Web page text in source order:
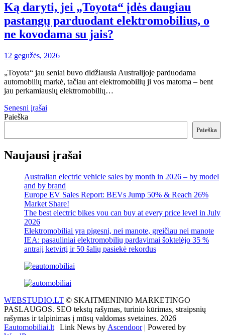
Ką daryti, jei „Toyota“ įdės daugiau
pastangų parduodant elektromobilius, o
ne kovodama su jais?
12 gegužės, 2026
„Toyota“ jau seniai buvo didžiausia Australijoje parduodama
automobilių markė, tačiau ant elektromobilių ji vos matoma – bent
jau perkamiausių elektromobilių…
Navigacija
tarp
įrašų
Senesni įrašai
Paieška
Paieška
Naujausi įrašai
Australian electric vehicle sales by month in 2026 – by model
and by brand
Europe EV Sales Report: BEVs Jump 50% & Reach 26%
Market Share!
The best electric bikes you can buy at every price level in July
2026
Elektromobiliai yra pigesni, nei manote, greičiau nei manote
IEA: pasauliniai elektromobilių pardavimai šoktelėjo 35 %
antrąjį ketvirtį ir 50 šalių pasiekė rekordus
WEBSTUDIO.LT © SKAITMENINIO MARKETINGO
PASLAUGOS. SEO tekstų rašymas, turinio kūrimas, straipsnių
rašymas ir talpinimas į mūsų valdomas svetaines. 2026
Eautomobiliai.lt | Link News by Ascendoor| Powered by